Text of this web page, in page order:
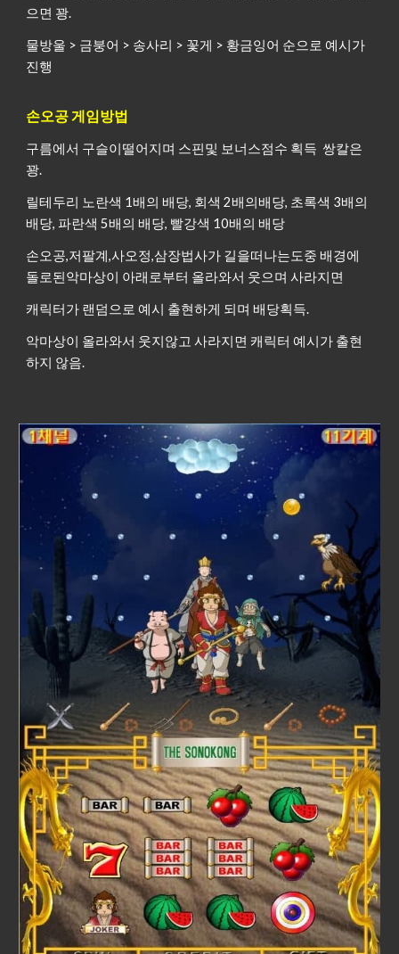
으면 꽝.
물방울 > 금붕어 > 송사리 > 꽃게 > 황금잉어 순으로 예시가
진행
손오공 게임방법
구름에서 구슬이떨어지며 스핀및 보너스점수 획득 쌍칼은
꽝.
릴테두리 노란색 1배의 배당, 회색 2배의배당, 초록색 3배의
배당, 파란색 5배의 배당, 빨강색 10배의 배당
손오공,저팔계,사오정,삼장법사가 길을떠나는도중 배경에
돌로된악마상이 아래로부터 올라와서 웃으며 사라지면
캐릭터가 랜덤으로 예시 출현하게 되며 배당획득.
악마상이 올라와서 웃지않고 사라지면 캐릭터 예시가 출현
하지 않음.